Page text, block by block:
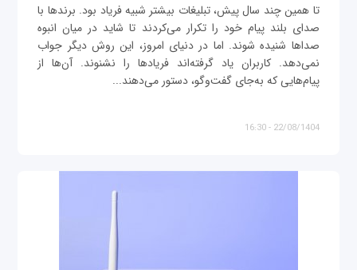
تا همین چند سال پیش، تبلیغات بیشتر شبیه فریاد بود. برندها با
صدای بلند پیام خود را تکرار می‌کردند تا شاید در میان انبوه
صداها شنیده شوند. اما در دنیای امروز، این روش دیگر جواب
نمی‌دهد. کاربران یاد گرفته‌اند فریادها را نشنوند. آن‌ها از
پیام‌هایی که به‌جای گفت‌وگو، دستور می‌دهند...
22/08/1404 - 16:30